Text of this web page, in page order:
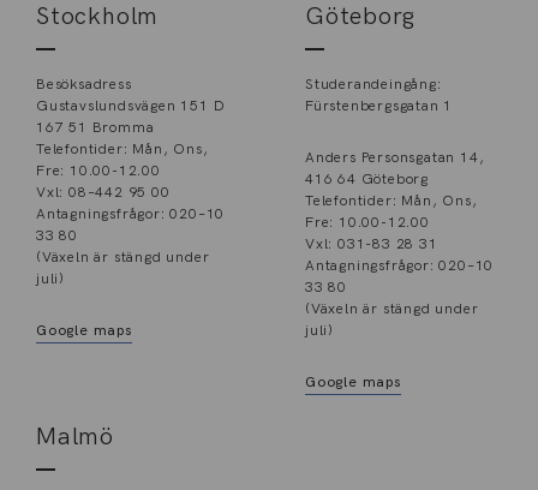
Stockholm
Besöksadress
Gustavslundsvägen 151 D
167 51 Bromma
Telefontider: Mån, Ons,
Fre: 10.00-12.00
Vxl: 08–442 95 00
Antagningsfrågor: 020–10
33 80
(Växeln är stängd under
juli)
Google maps
Göteborg
Studerandeingång:
Fürstenbergsgatan 1
Anders Personsgatan 14,
416 64 Göteborg
Telefontider: Mån, Ons,
Fre: 10.00-12.00
Vxl: 031-83 28 31
Antagningsfrågor: 020–10
33 80
(Växeln är stängd under
juli)
Google maps
Malmö